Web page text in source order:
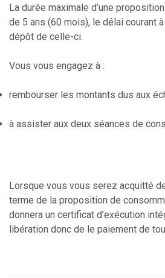
La durée maximale d’une
de 5 ans (60 mois), le délai courant
dépôt de celle-ci.
Vous vous engagez à :
rembourser les montants dus aux
à assister aux deux séances de
Lorsque vous vous serez acquitté
terme de la proposition de
donnera un certificat d’exécution
libération donc de le paiement de